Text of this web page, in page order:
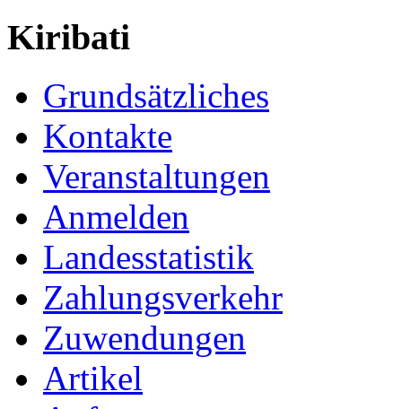
Kiribati
Grundsätzliches
Kontakte
Veranstaltungen
Anmelden
Landesstatistik
Zahlungsverkehr
Zuwendungen
Artikel